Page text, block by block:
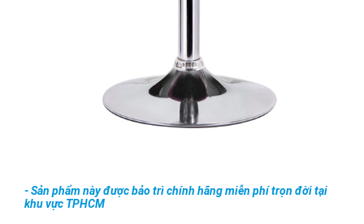
- Sản phẩm này được bảo trì chính hãng miễn phí trọn đời tại
khu vực TPHCM